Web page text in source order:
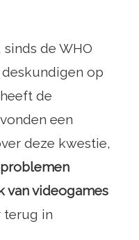
de WHO
op
de
een
deze kwestie,
van videogames
terug in